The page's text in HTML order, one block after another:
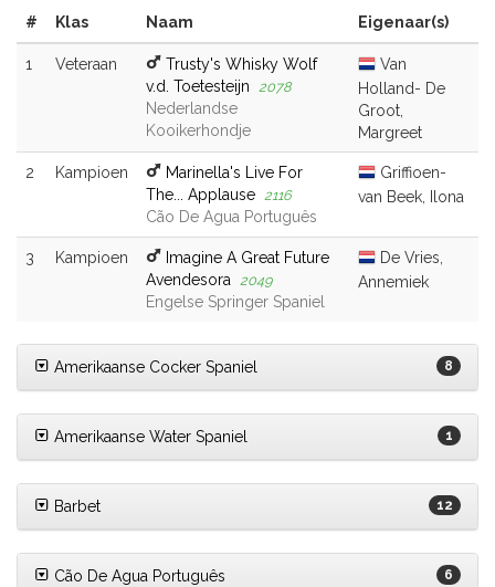
# Klas Naam Eigenaar(s)
1 Veteraan
Trusty's Whisky Wolf
v.d. Toetesteijn 2078
Nederlandse
Kooikerhondje
Van
Holland- De
Groot,
Margreet
2 Kampioen
Marinella's Live For
The... Applause 2116
Cão De Agua Português
Griffioen-
van Beek, Ilona
3 Kampioen
Imagine A Great Future
Avendesora 2049
Engelse Springer Spaniel
De Vries,
Annemiek
Amerikaanse Cocker Spaniel 8
Amerikaanse Water Spaniel 1
Barbet 12
Cão De Agua Português 6